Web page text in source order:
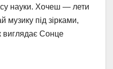
науки. Хочеш — лети
під зірками,
виглядає Сонце